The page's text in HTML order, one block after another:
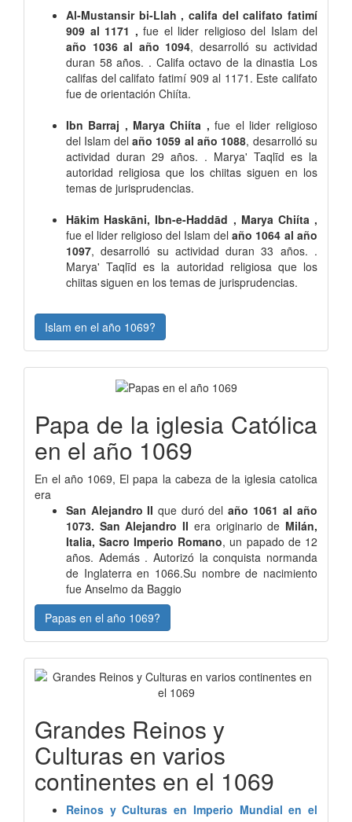
Al-Mustansir bi-Llah , califa del califato fatimí
909 al 1171 , fue el lider religioso del Islam del
año 1036 al año 1094, desarrolló su actividad
duran 58 años. . Califa octavo de la dinastia Los
califas del califato fatimí 909 al 1171. Este califato
fue de orientación Chiíta.
Ibn Barraj , Marya Chiíta , fue el lider religioso
del Islam del año 1059 al año 1088, desarrolló su
actividad duran 29 años. . Marya' Taqlīd es la
autoridad religiosa que los chiitas siguen en los
temas de jurisprudencias.
Hākim Haskāni, Ibn-e-Haddād , Marya Chiíta ,
fue el lider religioso del Islam del año 1064 al año
1097, desarrolló su actividad duran 33 años. .
Marya' Taqlīd es la autoridad religiosa que los
chiitas siguen en los temas de jurisprudencias.
Islam en el año 1069?
Papa de la iglesia Católica
en el año 1069
En el año 1069, El papa la cabeza de la iglesia catolica
era
San Alejandro II que duró del año 1061 al año
1073. San Alejandro II era originario de Milán,
Italia, Sacro Imperio Romano, un papado de 12
años. Además . Autorizó la conquista normanda
de Inglaterra en 1066.Su nombre de nacimiento
fue Anselmo da Baggio
Papas en el año 1069?
Grandes Reinos y
Culturas en varios
continentes en el 1069
Reinos y Culturas en Imperio Mundial en el